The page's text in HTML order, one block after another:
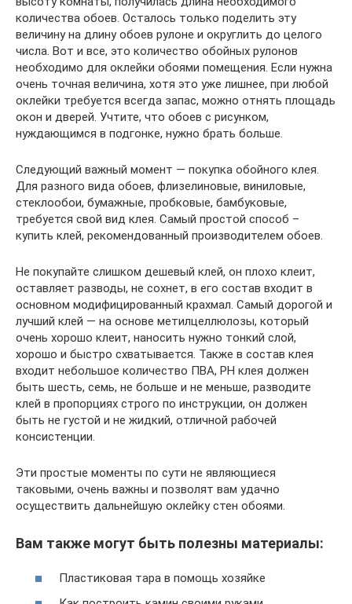
количества обоев. Осталось только поделить эту
величину на длину обоев рулоне и округлить до целого
числа. Вот и все, это количество обойных рулонов
необходимо для оклейки обоями помещения. Если нужна
очень точная величина, хотя это уже лишнее, при любой
оклейки требуется всегда запас, можно отнять площадь
окон и дверей. Учтите, что обоев с рисунком,
нуждающимся в подгонке, нужно брать больше.
Следующий важный момент — покупка обойного клея.
Для разного вида обоев, флизелиновые, виниловые,
стеклообои, бумажные, пробковые, бамбуковые,
требуется свой вид клея. Самый простой способ –
купить клей, рекомендованный производителем обоев.
Не покупайте слишком дешевый клей, он плохо клеит,
оставляет разводы, не сохнет, в его состав входит в
основном модифицированный крахмал. Самый дорогой и
лучший клей — на основе метилцеллюлозы, который
очень хорошо клеит, наносить нужно тонкий слой,
хорошо и быстро схватывается. Также в состав клея
входит небольшое количество ПВА, РН клея должен
быть шесть, семь, не больше и не меньше, разводите
клей в пропорциях строго по инструкции, он должен
быть не густой и не жидкий, отличной рабочей
консистенции.
Эти простые моменты по сути не являющиеся
таковыми, очень важны и позволят вам удачно
осуществить дальнейшую оклейку стен обоями.
Вам также могут быть полезны материалы:
Пластиковая тара в помощь хозяйке